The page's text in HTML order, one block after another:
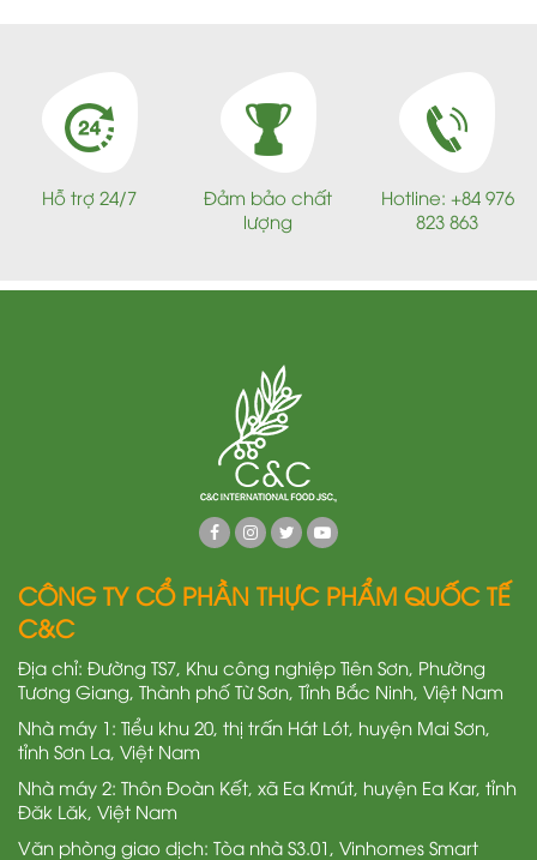
Hỗ trợ 24/7
Đảm bảo chất
lượng
Hotline: +84 976
823 863
CÔNG TY CỔ PHẦN THỰC PHẨM QUỐC TẾ
C&C
Địa chỉ: Đường TS7, Khu công nghiệp Tiên Sơn, Phường
Tương Giang, Thành phố Từ Sơn, Tỉnh Bắc Ninh, Việt Nam
Nhà máy 1: Tiểu khu 20, thị trấn Hát Lót, huyện Mai Sơn,
tỉnh Sơn La, Việt Nam
Nhà máy 2: Thôn Đoàn Kết, xã Ea Kmút, huyện Ea Kar, tỉnh
Đăk Lăk, Việt Nam
Văn phòng giao dịch: Tòa nhà S3.01, Vinhomes Smart